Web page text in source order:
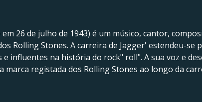
26 de julho de 1943) é um músico, cantor,
Rolling Stones. A carreira de Jagger' estendeu-se
influentes na história do rock" roll". A sua voz e
marca registada dos Rolling Stones ao longo da